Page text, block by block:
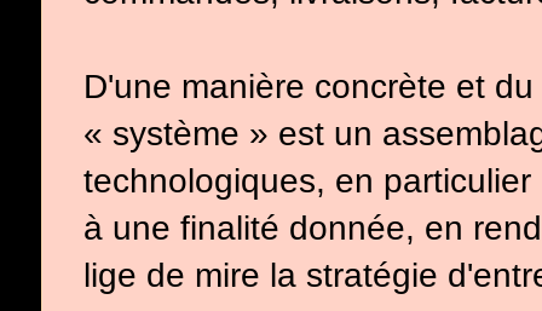
D'une manière concrète et
« système » est un
technologiques, en
à une finalité donnée, en
lige de mire la stratégie